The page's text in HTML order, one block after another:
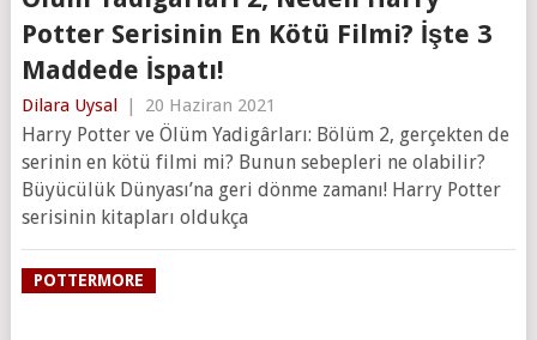
Potter Serisinin En Kötü Filmi? İşte 3
Maddede İspatı!
Dilara Uysal | 20 Haziran 2021
Harry Potter ve Ölüm Yadigârları: Bölüm 2, gerçekten de
serinin en kötü filmi mi? Bunun sebepleri ne olabilir?
Büyücülük Dünyası’na geri dönme zamanı! Harry Potter
serisinin kitapları oldukça
POTTERMORE